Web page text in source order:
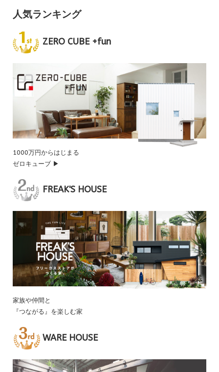
人気ランキング
ZERO CUBE +fun
1000万円からはじまる
ゼロキューブ ▶
FREAK'S HOUSE
家族や仲間と
『つながる』を楽しむ家
WARE HOUSE